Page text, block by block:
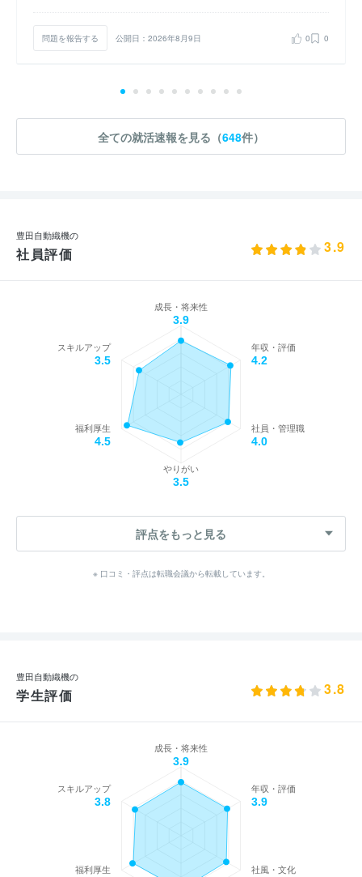
問題を報告する 公開日：2026年8月9日 0 0
全ての就活速報を見る（648件）
豊田自動織機の
社員評価 3.9
成長・将来性
3.9
年収・評価
4.2
社員・管理職
4.0
やりがい
3.5
福利厚生
4.5
スキルアップ
3.5
評点をもっと見る
※ 口コミ・評点は転職会議から転載しています。
豊田自動織機の
学生評価 3.8
成長・将来性
3.9
年収・評価
3.9
社風・文化
福利厚生
スキルアップ
3.8